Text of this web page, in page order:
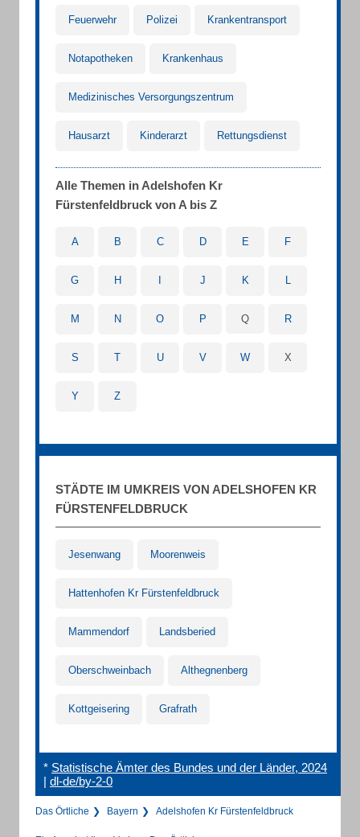
Feuerwehr Polizei Krankentransport
Notapotheken Krankenhaus
Medizinisches Versorgungszentrum
Hausarzt Kinderarzt Rettungsdienst
Alle Themen in Adelshofen Kr
Fürstenfeldbruck von A bis Z
A B C D E F
G H J K L
M N O P Q R
S T U V W X
Y Z
STÄDTE IM UMKREIS VON ADELSHOFEN KR
FÜRSTENFELDBRUCK
Jesenwang Moorenweis
Hattenhofen Kr Fürstenfeldbruck
Mammendorf Landsberied
Oberschweinbach Althegnenberg
Kottgeisering Grafrath
* Statistische Ämter des Bundes und der Länder, 2024
| dl-de/by-2-0
Das Örtliche Bayern Adelshofen Kr Fürstenfeldbruck